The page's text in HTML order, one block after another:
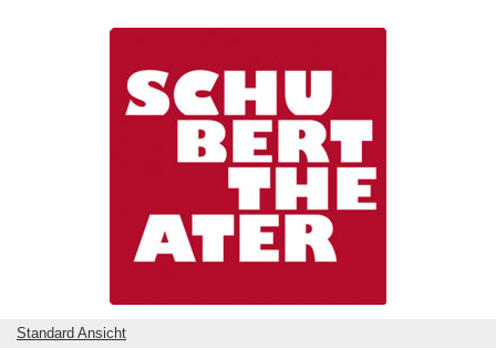
Standard Ansicht